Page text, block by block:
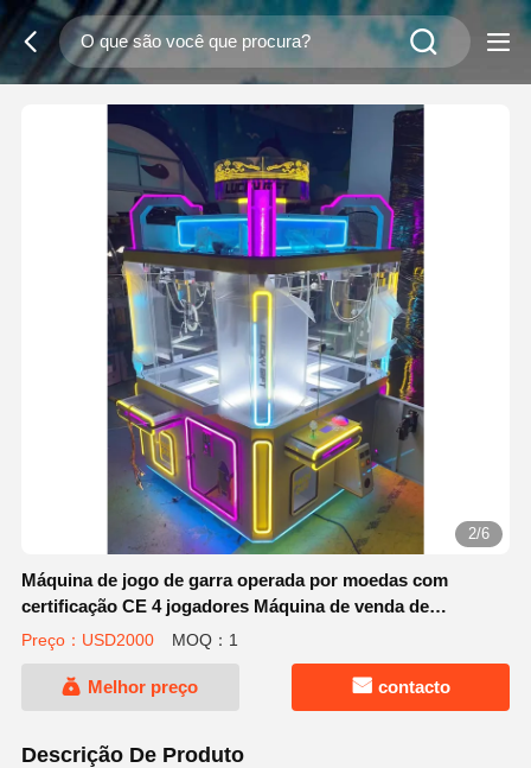
2/6
Máquina de jogo de garra operada por moedas com
certificação CE 4 jogadores Máquina de venda de
guindastes de garra Arcade Equipamento de
familiar
Preço：USD2000 MOQ：1
Melhor preço contacto
Descrição De Produto